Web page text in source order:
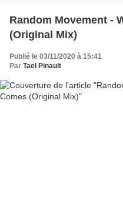
Random Movement -
(Original Mix)
Publié le 03/11/2020 à 15:41
Par Tael Pinault